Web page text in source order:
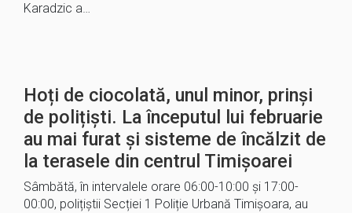
Karadzic a…
Hoți de ciocolată, unul minor, prinși
de polițiști. La începutul lui februarie
au mai furat și sisteme de încălzit de
la terasele din centrul Timișoarei
Sâmbătă, în intervalele orare 06:00-10:00 și 17:00-
00:00, polițiștii Secției 1 Poliție Urbană Timișoara, au